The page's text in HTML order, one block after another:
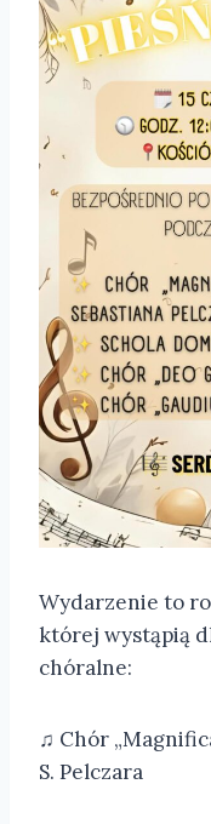
Wydarzenie to
której wystąpią
chóralne:
♫ Chór
S. Pelczara